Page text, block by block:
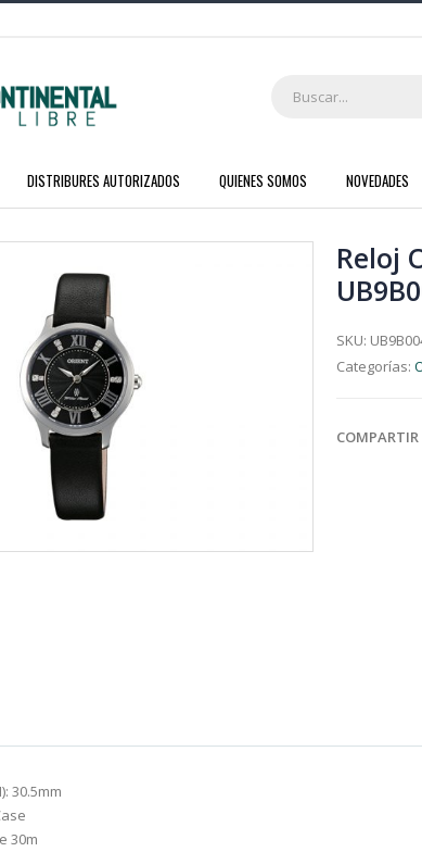
DISTRIBURES AUTORIZADOS QUIENES SOMOS NOVEDADES
Reloj
SKU:
Categorías:
COMPARTIR
30.5mm
30m